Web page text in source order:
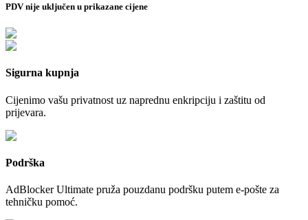
PDV nije uključen u prikazane cijene
Sigurna kupnja
Cijenimo vašu privatnost uz naprednu enkripciju i zaštitu od
prijevara.
Podrška
AdBlocker Ultimate pruža pouzdanu podršku putem e-pošte za
tehničku pomoć.